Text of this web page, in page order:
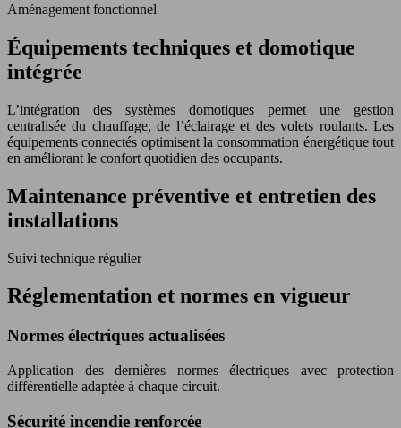
Aménagement fonctionnel
Équipements techniques et domotique
intégrée
L’intégration des systèmes domotiques permet une gestion
centralisée du chauffage, de l’éclairage et des volets roulants. Les
équipements connectés optimisent la consommation énergétique tout
en améliorant le confort quotidien des occupants.
Maintenance préventive et entretien des
installations
Suivi technique régulier
Réglementation et normes en vigueur
Normes électriques actualisées
Application des dernières normes électriques avec protection
différentielle adaptée à chaque circuit.
Sécurité incendie renforcée